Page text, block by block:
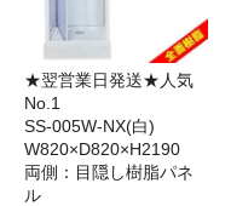
★翌営業日発送★人気
No.1
SS-005W-NX(白)
W820×D820×H2190
両側：目隠し樹脂パネ
ル